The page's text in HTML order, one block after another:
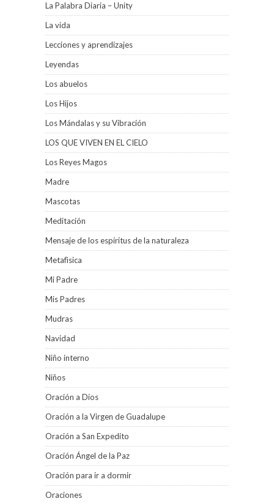
La Palabra Diaria – Unity
La vida
Lecciones y aprendizajes
Leyendas
Los abuelos
Los Hijos
Los Mándalas y su Vibración
LOS QUE VIVEN EN EL CIELO
Los Reyes Magos
Madre
Mascotas
Meditacíón
Mensaje de los espíritus de la naturaleza
Metafìsica
Mi Padre
Mis Padres
Mudras
Navidad
Niño interno
Niños
Oración a Dios
Oración a la Virgen de Guadalupe
Oración a San Expedito
Oración Ángel de la Paz
Oración para ir a dormir
Oraciones